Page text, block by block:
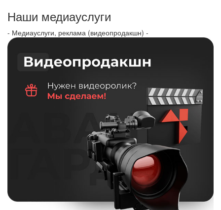
Наши медиауслуги
- Медиауслуги, реклама (видеопродакшн) -